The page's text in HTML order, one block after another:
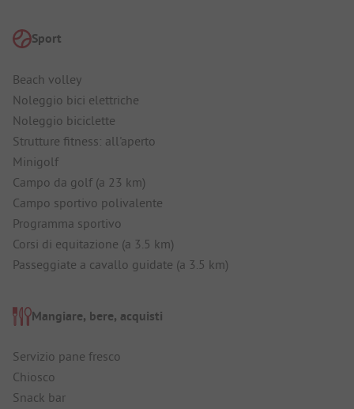
Sport
Beach volley
Noleggio bici elettriche
Noleggio biciclette
Strutture fitness: all'aperto
Minigolf
Campo da golf (a 23 km)
Campo sportivo polivalente
Programma sportivo
Corsi di equitazione (a 3.5 km)
Passeggiate a cavallo guidate (a 3.5 km)
Mangiare, bere, acquisti
Servizio pane fresco
Chiosco
Snack bar